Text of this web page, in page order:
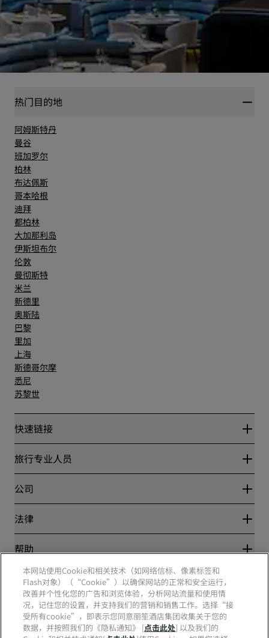
热门目的地
阿姆斯特丹
曼谷
班加罗尔
柏林
布达佩斯
哥本哈根
迪拜
都柏林
大加那利岛
伊斯坦布尔
伦敦
曼彻斯特
米兰
新德里
奥斯陆
巴黎
里加
上海
斯德哥尔摩
悉尼
苏黎世
快速链接
丽赏会
Blog
目的地
丽笙酒店集团APP
体育认证酒店
家庭友好型酒店
旅行专业人员
合作伙伴
公司
丽笙酒店集团
工作机会 RHG
工作机会 PPHE
工作机会 EHL
The Club by RHG
发展机会
责任经营
采购
法律
隐私中心
丽赏会条款和条件
网站使用协议
数字无障碍
现代奴隶制声明
帮助
消费者警示
联系方式
常见问题
网站地图
社交媒体
丽笙酒店集团品牌
本网站使用Cookie和相关技术（如网络信标、像素标签和
Flash对象）（“Cookie”）以确保网站的正常和安全运行，
改善并个性化您的广告和浏览体验，分析网站流量和使用情
况，记住您的设置，并支持我们的营销和销售工作。选择“接
受所有cookie”，即表示您同意丽笙酒店集团收集关于您的
数据，并按照我们的《隐私通知》 [点击此处] 以及我们的